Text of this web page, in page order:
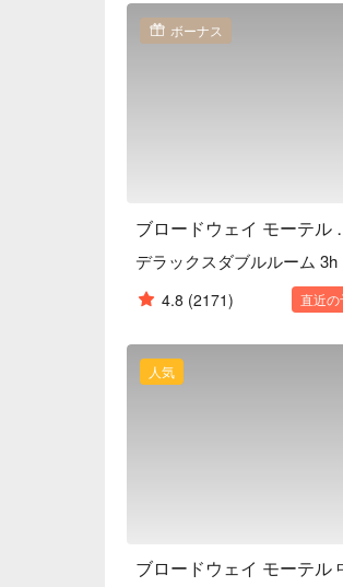
ボーナス
ブロ
4.8 (2171) 直近
人気
ブロードウェイ モーテル